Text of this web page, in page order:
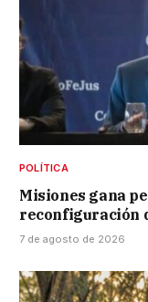
POLÍTICA
Misiones gana
reconfiguración
7 de agosto de 2026